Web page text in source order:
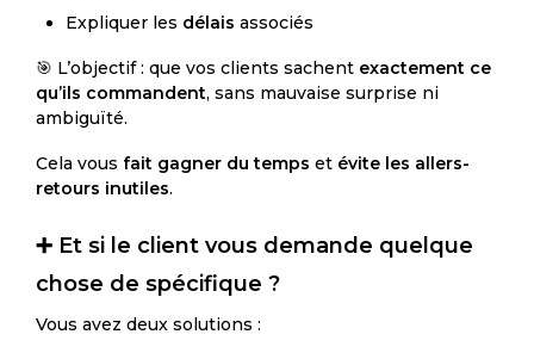
Expliquer les délais associés
🎯 L’objectif : que vos clients sachent exactement ce
qu’ils commandent, sans mauvaise surprise ni
ambiguïté.
Cela vous fait gagner du temps et évite les allers-
retours inutiles.
➕ Et si le client vous demande quelque
chose de spécifique ?
Vous avez deux solutions :